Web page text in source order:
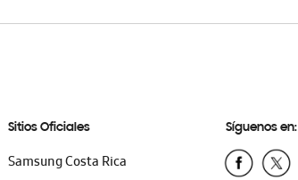
Sitios Oficiales
Samsung Costa Rica
Síguenos en: